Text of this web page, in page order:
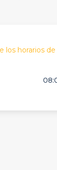
los horarios